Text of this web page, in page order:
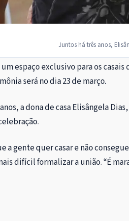
Juntos há três anos,
espaço exclusivo para os
será no dia 23 de março.
a dona de casa Elisângela
a gente quer casar e não
difícil formalizar a união. “É